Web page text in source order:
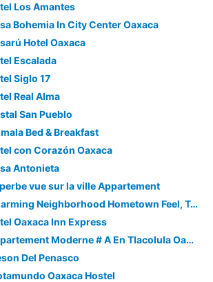
Los Amantes
Bohemia In City Center Oaxaca
Hotel Oaxaca
Escalada
Siglo 17
Real Alma
San Pueblo
Bed & Breakfast
con Corazón Oaxaca
Antonieta
vue sur la ville Appartement
Charming Neighborhood Hometown Feel, Two, One Bedroom Apartments . Apt # 2
Oaxaca Inn Express
Appartement Moderne # A En Tlacolula Oaxaca
Del Penasco
Oaxaca Hostel